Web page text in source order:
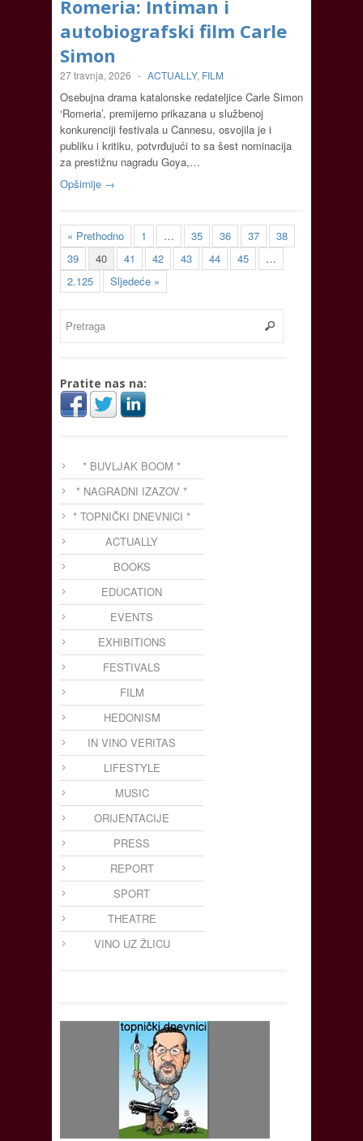
Romeria: Intiman i
autobiografski film Carle
Simon
27 travnja, 2026 - ACTUALLY, FILM
Osebujna drama katalonske redateljice Carle Simon
‘Romeria’, premijerno prikazana u službenoj
konkurenciji festivala u Cannesu, osvojila je i
publiku i kritiku, potvrđujući to sa šest nominacija
za prestižnu nagradu Goya,…
Opširnije →
« Prethodno 1 … 35 36 37
38
39
40 41 42 43 44 45
…
2.125
Sljedeće »
Pratite nas na:
* BUVLJAK BOOM *
* NAGRADNI IZAZOV *
* TOPNIČKI DNEVNICI *
ACTUALLY
BOOKS
EDUCATION
EVENTS
EXHIBITIONS
FESTIVALS
FILM
HEDONISM
IN VINO VERITAS
LIFESTYLE
MUSIC
ORIJENTACIJE
PRESS
REPORT
SPORT
THEATRE
VINO UZ ŽLICU